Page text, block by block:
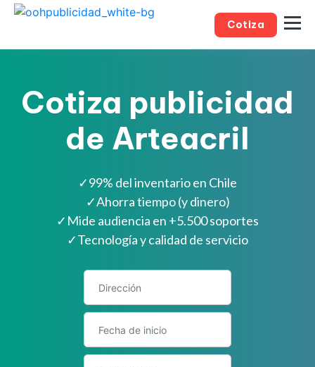
Cotiza
Cotiza publicidad
de Arteacril
✓99% del inventario en Chile
✓Ahorra tiempo (y dinero)
✓ Mide audiencia en +5.500 soportes
✓Tecnología y calidad de servicio